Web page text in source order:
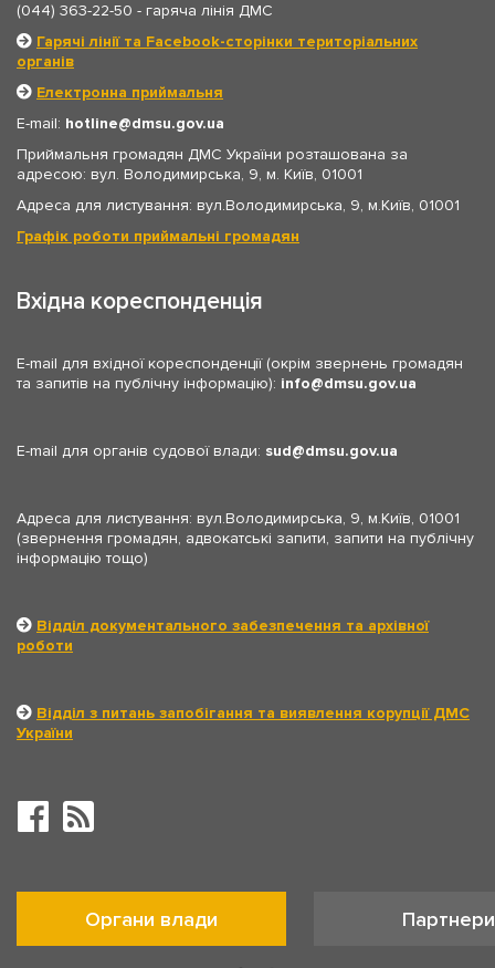
(044) 363-22-50 - гаряча лінія ДМС
Гарячі лінії та Facebook-сторінки територіальних
органів
Електронна приймальня
E-mail: hotline
dmsu.gov.ua
Приймальня громадян ДМС України розташована за
адресою: вул. Володимирська, 9, м. Київ, 01001
Адреса для листування: вул.Володимирська, 9, м.Київ, 01001
Графік роботи приймальні громадян
Вхідна кореспонденція
E-mail для вхідної кореспонденції (окрім звернень громадян
та запитів на публічну інформацію): info dmsu.gov.ua
E-mail для органів судової влади: sud dmsu.gov.ua
Адреса для листування: вул.Володимирська, 9, м.Київ, 01001
(звернення громадян, адвокатські запити, запити на публічну
інформацію тощо)
Відділ документального забезпечення та архівної
роботи
Відділ з питань запобігання та виявлення корупції ДМС
України
Органи влади Партнери